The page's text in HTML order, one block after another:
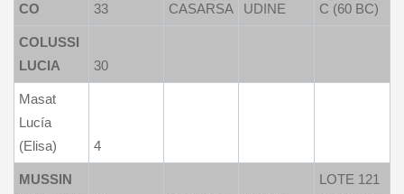
CO
33 CASARSA UDINE
C (60 BC)
COLUSSI
LUCIA
30
Masat
Lucía
(Elisa)
4
MUSSIN
LOTE 121